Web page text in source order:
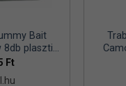
Bait
8db plasztik
Ft